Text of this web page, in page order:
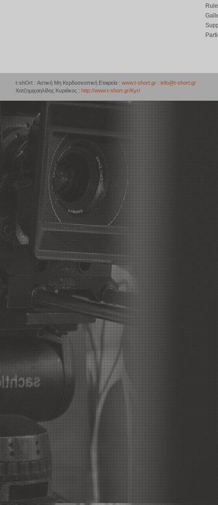
t-shOrt : Αστική Μη Κερδοσκοπική Εταιρεία : www.t-short.gr : info@t-short.gr
Χατζημιχαηλίδης Κυριάκος : http://www.t-short.gr/Kyr/